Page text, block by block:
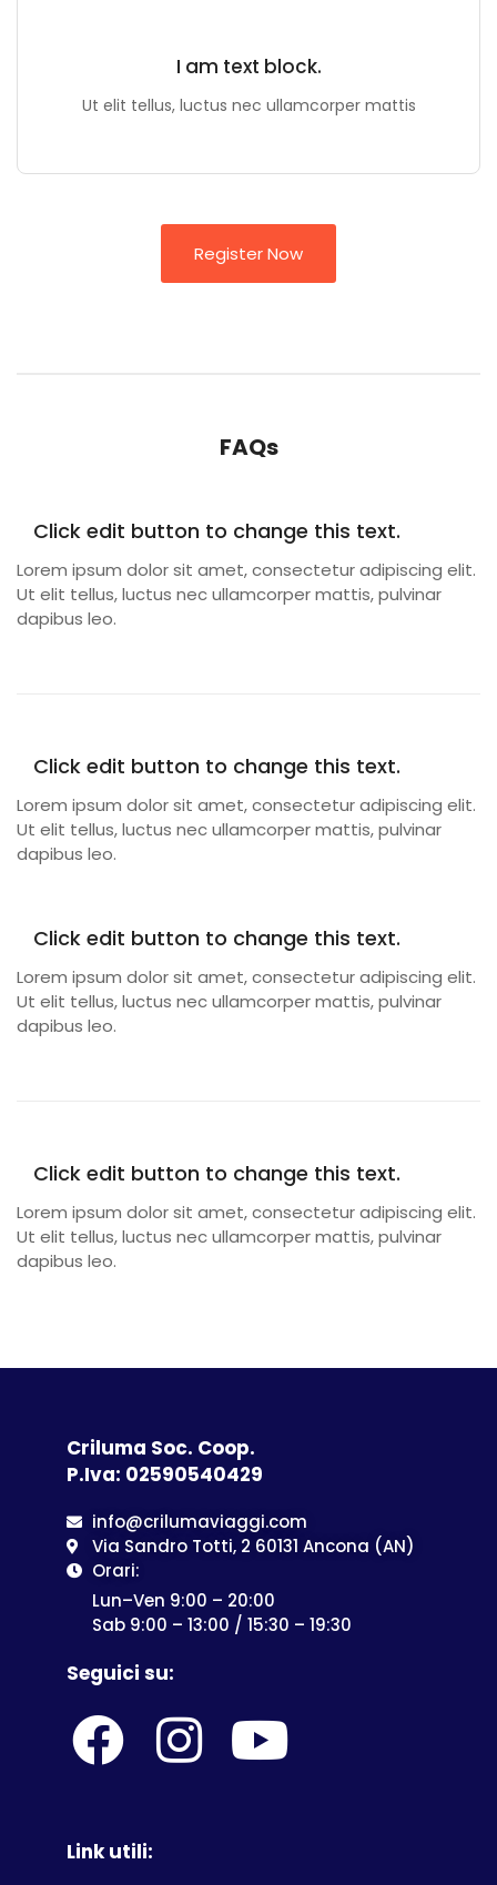
I am text block.
Ut elit tellus, luctus nec ullamcorper mattis
Register Now
FAQs
Click edit button to change this text.
Lorem ipsum dolor sit amet, consectetur adipiscing elit.
Ut elit tellus, luctus nec ullamcorper mattis, pulvinar
dapibus leo.
Click edit button to change this text.
Lorem ipsum dolor sit amet, consectetur adipiscing elit.
Ut elit tellus, luctus nec ullamcorper mattis, pulvinar
dapibus leo.
Click edit button to change this text.
Lorem ipsum dolor sit amet, consectetur adipiscing elit.
Ut elit tellus, luctus nec ullamcorper mattis, pulvinar
dapibus leo.
Click edit button to change this text.
Lorem ipsum dolor sit amet, consectetur adipiscing elit.
Ut elit tellus, luctus nec ullamcorper mattis, pulvinar
dapibus leo.
Criluma Soc. Coop.
P.Iva: 02590540429
info@crilumaviaggi.com
Via Sandro Totti, 2 60131 Ancona (AN)
Orari:
Lun–Ven 9:00 – 20:00
Sab 9:00 – 13:00 / 15:30 – 19:30
Seguici su:
Link utili: